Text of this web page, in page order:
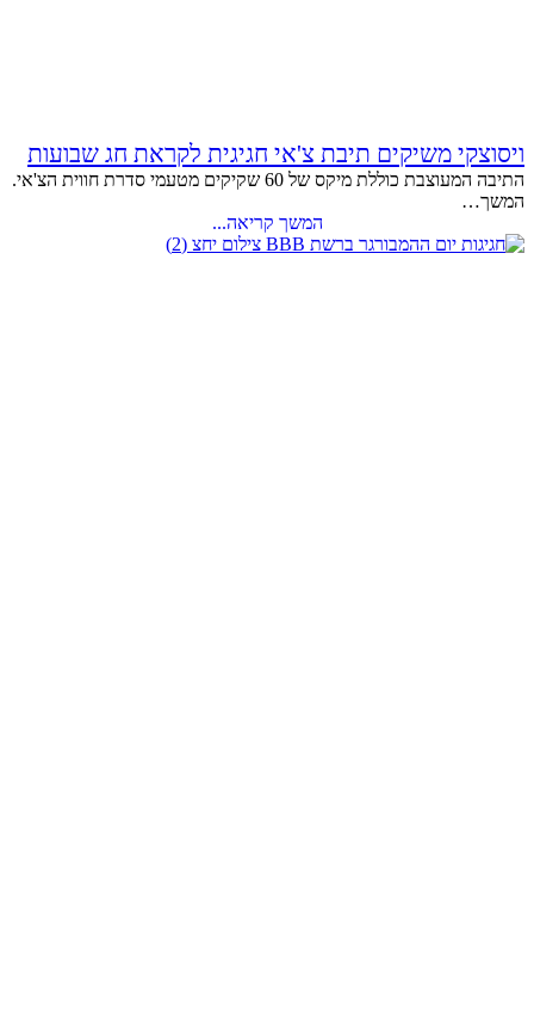
ויסוצקי משיקים תיבת צ'אי חגיגית לקראת חג שבועות
התיבה המעוצבת כוללת מיקס של 60 שקיקים מטעמי סדרת חווית הצ'אי.
המשך…
המשך קריאה...